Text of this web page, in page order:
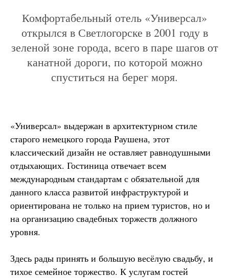
Комфортабельный отель «Универсал»
открылся в Светлогорске в 2001 году в
зеленой зоне города, всего в паре шагов от
канатной дороги, по которой можно
спуститься на берег моря.
«Универсал» выдержан в архитектурном стиле
старого немецкого города Раушена, этот
классический дизайн не оставляет равнодушными
отдыхающих. Гостиница отвечает всем
международным стандартам с обязательной для
данного класса развитой инфраструктурой и
ориентирована не только на прием туристов, но и
на организацию свадебных торжеств должного
уровня.
Здесь рады принять и большую весёлую свадьбу, и
тихое семейное торжество. К услугам гостей